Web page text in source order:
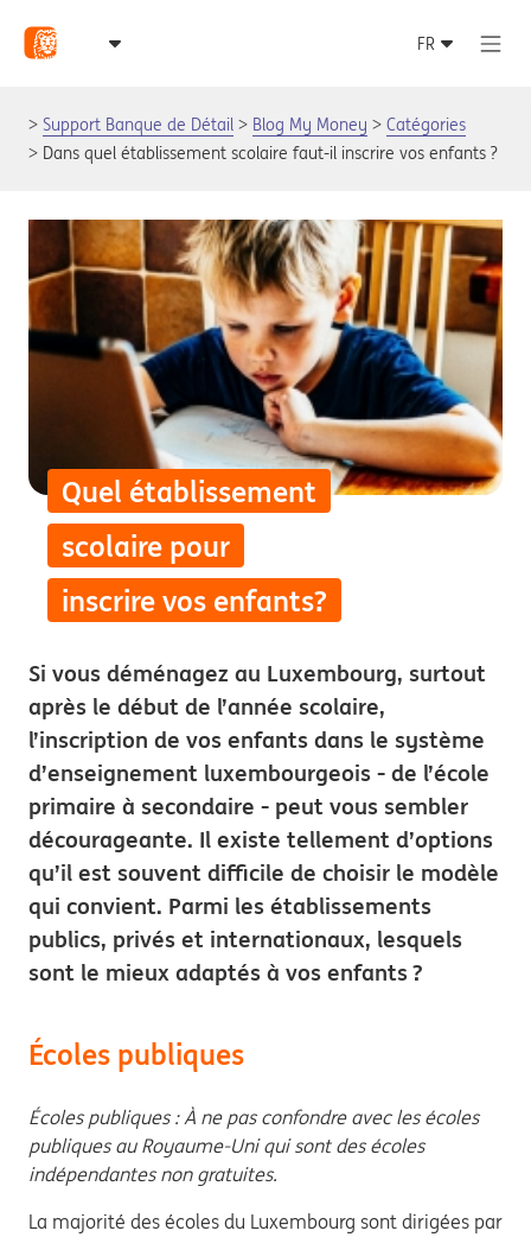
Support Banque de Détail Blog My Money
Catégories
Dans quel établissement scolaire faut-il inscrire vos enfants ?
Quel établissement
scolaire pour
inscrire vos enfants?
Si vous déménagez au Luxembourg, surtout
après le début de l’année scolaire,
l’inscription de vos enfants dans le système
d’enseignement luxembourgeois - de l’école
primaire à secondaire - peut vous sembler
décourageante. Il existe tellement d’options
qu’il est souvent difficile de choisir le modèle
qui convient. Parmi les établissements
publics, privés et internationaux, lesquels
sont le mieux adaptés à vos enfants ?
Écoles publiques
Écoles publiques : À ne pas confondre avec les écoles
publiques au Royaume-Uni qui sont des écoles
indépendantes non gratuites.
La majorité des écoles du Luxembourg sont dirigées par